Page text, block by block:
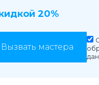
20%
Вызвать мастера